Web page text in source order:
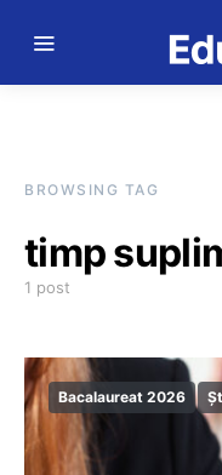
BROWSING TAG
timp
1 post
Bacalaureat 2026